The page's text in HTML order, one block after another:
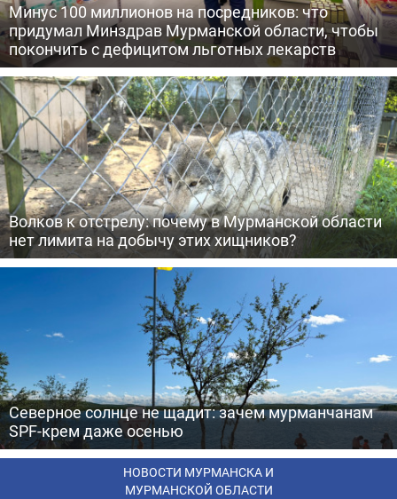
Минус 100 миллионов на посредников: что
придумал Минздрав Мурманской области, чтобы
покончить с дефицитом льготных лекарств
Волков к отстрелу: почему в Мурманской области
нет лимита на добычу этих хищников?
Северное солнце не щадит: зачем мурманчанам
SPF-крем даже осенью
НОВОСТИ МУРМАНСКА И
МУРМАНСКОЙ ОБЛАСТИ